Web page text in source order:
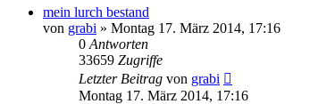
mein lurch bestand
von grabi » Montag 17. März 2014, 17:16
0 Antworten
33659 Zugriffe
Letzter Beitrag von grabi
Montag 17. März 2014, 17:16